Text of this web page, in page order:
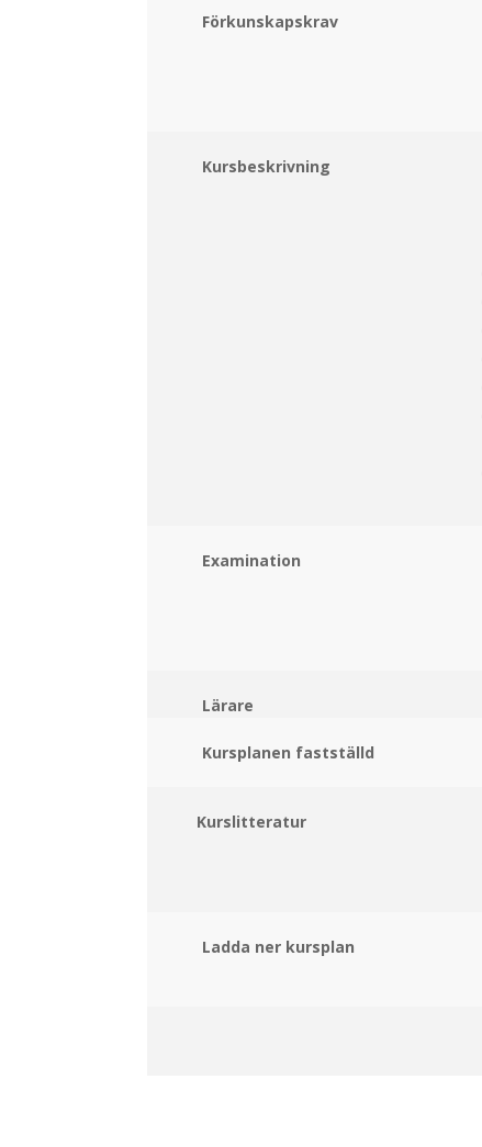
Förkunskapskrav
Kursbeskrivning
Examination
Lärare
Kursplanen fastställd
Kurslitteratur
Ladda ner kursplan